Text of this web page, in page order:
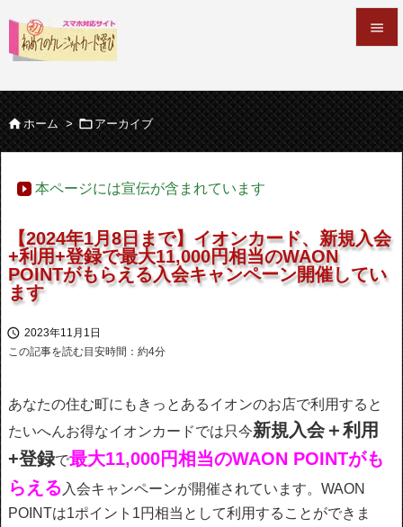


サイド
次へ

ホーム >  アーカイブ
本ページには宣伝が含まれています
【2024年1月8日まで】イオンカード、新規入会
+利用+登録で最大11,000円相当のWAON
POINTがもらえる入会キャンペーン開催してい
ます
 2023年11月1日
この記事を読む目安時間：約4分
あなたの住む町にもきっとあるイオンのお店で利用すると
たいへんお得なイオンカードでは只今新規入会＋利用
+登録で最大11,000円相当のWAON POINTがも
らえる 入会キャンペーンが開催されています。WAON
POINTは1ポイント1円相当として利用することができま